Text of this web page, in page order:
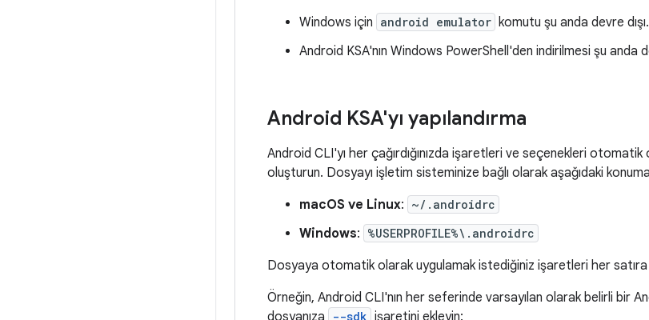
Windows için android emulator komutu şu anda devre dışı.
Android KSA'nın Windows PowerShell'den indirilmesi şu anda
Android KSA'yı yapılandırma
Android CLI'yı her çağırdığınızda işaretleri ve seçenekleri otomatik
oluşturun. Dosyayı işletim sisteminize bağlı olarak aşağıdaki
macOS ve Linux: ~/.androidrc
Windows: %USERPROFILE%\.androidrc
Dosyaya otomatik olarak uygulamak istediğiniz işaretleri her
Örneğin, Android CLI'nın her seferinde varsayılan olarak belirli bir
dosyanıza
--sdk işaretini ekleyin: